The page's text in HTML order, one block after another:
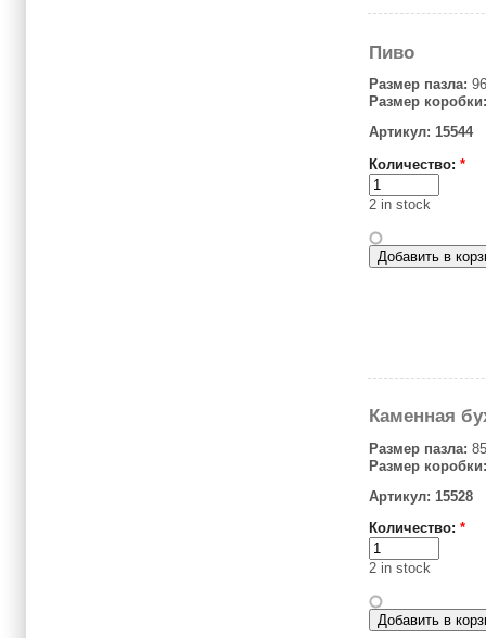
Пиво
Размер пазла:
Размер коробки:
Артикул: 15544
Количество: *
2 in stock
Каменная
Размер пазла:
Размер коробки:
Артикул: 15528
Количество: *
2 in stock